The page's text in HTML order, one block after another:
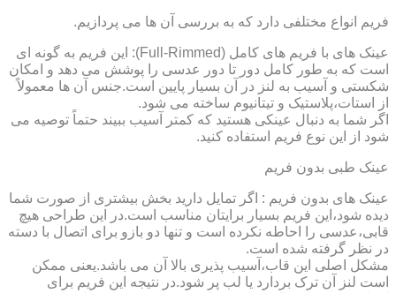
فریم انواع مختلفی دارد که به بررسی آن ها می پردازیم.
عینک های با فریم های کامل (Full-Rimmed): این فریم به گونه ای
است که به طور کامل دور تا دور عدسی را پوشش می دهد و امکان
شکستی و آسیب به لنز در آن بسیار پایین است.جنس آن ها معمولاً
از استات،پلاستیک و تیتانیوم ساخته می شود.
اگر شما به دنبال عینکی هستید که کمتر آسیب ببیند حتماً توصیه می
شود از این نوع فریم استفاده کنید.
عینک طبی بدون فریم
عینک های بدون فریم : اگر تمایل دارید بخش بیشتری از صورت شما
دیده شود،این فریم بسیار برایتان مناسب است.در این طراحی هیچ
قابی،عدسی را احاطه نکرده است و تنها دو بازو برای اتصال با دسته
در نظر گرفته شده است.
مشکل اصلی این قاب،آسیب پذیری بالا آن می باشد.یعنی ممکن
است لنز آن ترک بردارد یا لب پر شود.در نتیجه این فریم برای